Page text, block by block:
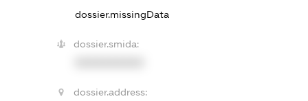
dossier.missingData
dossier.smida:
dossier.address: